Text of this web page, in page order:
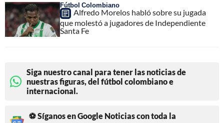
Fútbol Colombiano
Alfredo Morelos habló sobre su jugada
que molestó a jugadores de Independiente
Santa Fe
Siga nuestro canal para tener las noticias de
nuestras figuras, del fútbol colombiano e
internacional.
⚽ Síganos en Google Noticias con toda la